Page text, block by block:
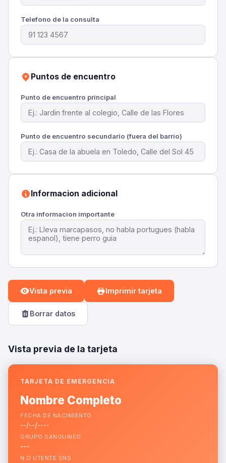
Telefono de la consulta
Puntos de encuentro
Punto de encuentro principal
Punto de encuentro secundario (fuera del barrio)
Informacion adicional
Otra informacion importante
Vista previa Imprimir tarjeta
Borrar datos
Vista previa de la tarjeta
TARJETA DE EMERGENCIA
Nombre Completo
FECHA DE NACIMIENTO
--/--/----
GRUPO SANGUINEO
---
N.O UTENTE SNS